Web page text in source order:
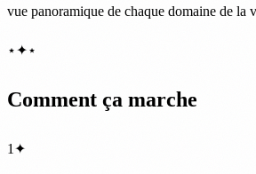
vue panoramique de chaque domaine de la
⋆✦⋆
Comment ça marche
1 ✦